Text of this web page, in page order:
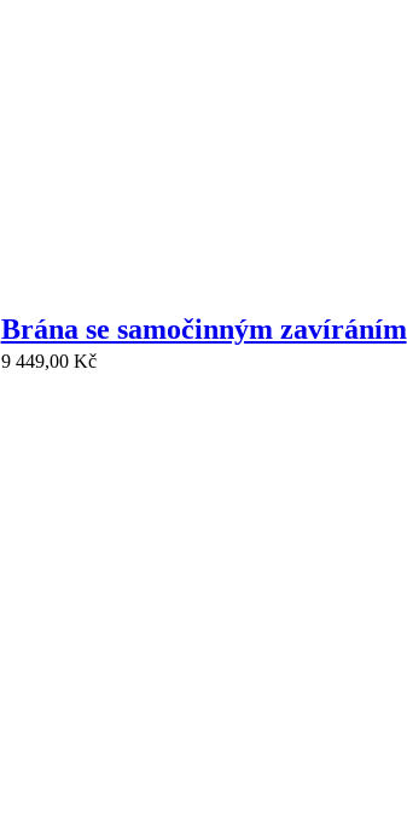
Brána se samočinným zavíráním
9 449,00 Kč